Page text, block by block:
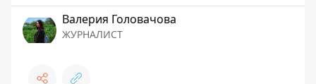
Валерия Головачова
ЖУРНАЛИСТ